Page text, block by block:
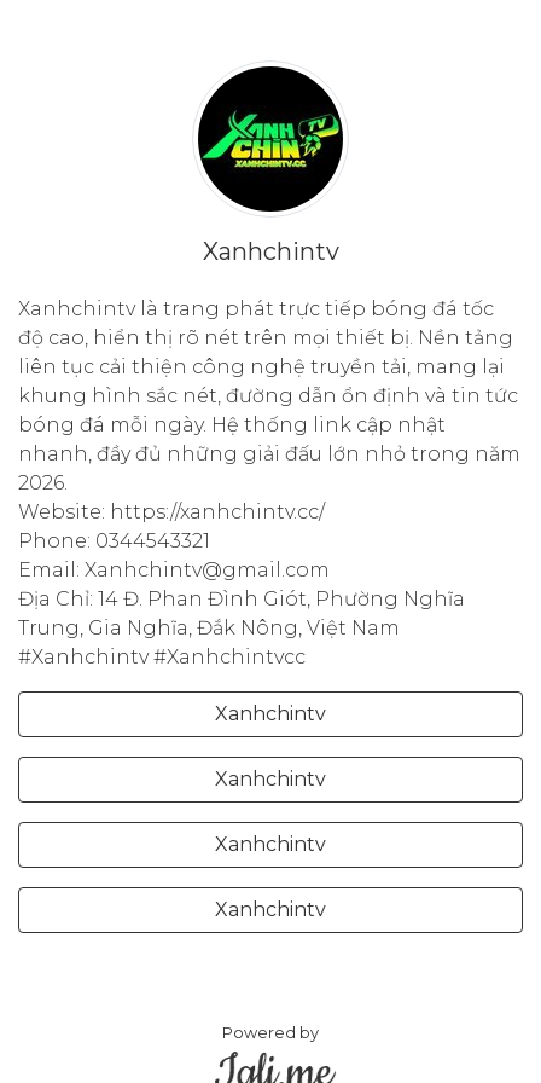
Xanhchintv
Xanhchintv là trang phát trực tiếp bóng đá tốc
độ cao, hiển thị rõ nét trên mọi thiết bị. Nền tảng
liên tục cải thiện công nghệ truyền tải, mang lại
khung hình sắc nét, đường dẫn ổn định và tin tức
bóng đá mỗi ngày. Hệ thống link cập nhật
nhanh, đầy đủ những giải đấu lớn nhỏ trong năm
2026.
Website: https://xanhchintv.cc/
Phone: 0344543321
Email: Xanhchintv@gmail.com
Địa Chỉ: 14 Đ. Phan Đình Giót, Phường Nghĩa
Trung, Gia Nghĩa, Đắk Nông, Việt Nam
#Xanhchintv #Xanhchintvcc
Xanhchintv
Xanhchintv
Xanhchintv
Xanhchintv
Powered by